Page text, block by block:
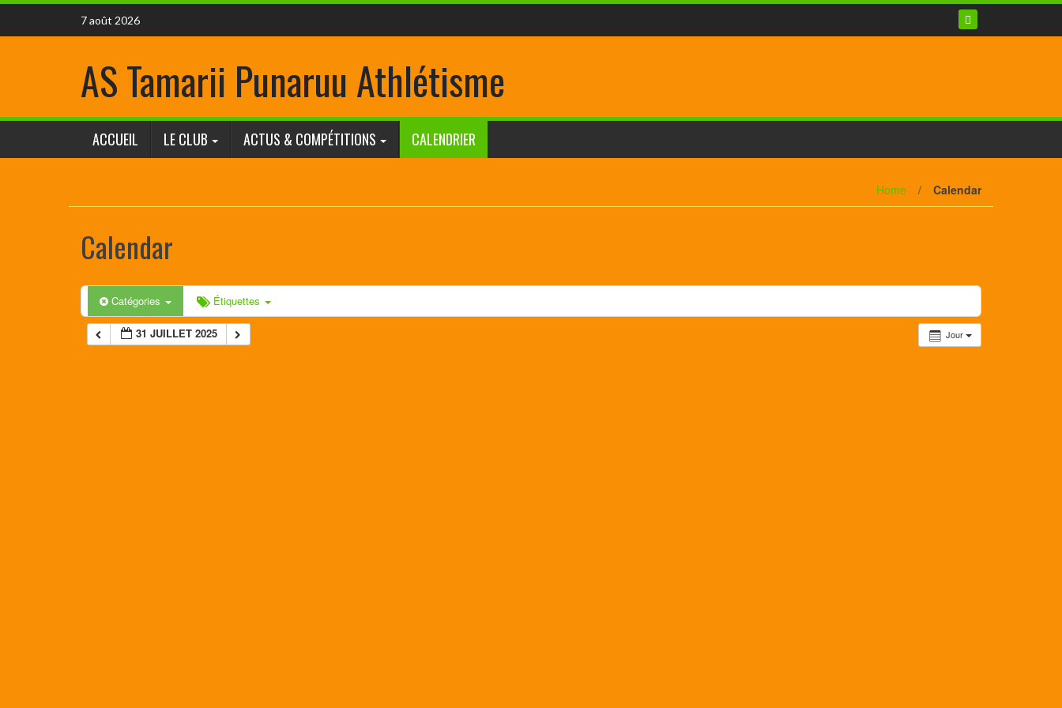
7 août 2026
AS Tamarii Punaruu Athlétisme
ACCUEIL LE CLUB ACTUS & COMPÉTITIONS CALENDRIER
Home / Calendar
Calendar
Catégories Étiquettes
Jour
31 JUILLET 2025